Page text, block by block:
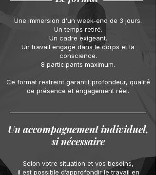
Une immersion d'un week-end de 3 jours.
Un temps retiré.
Un cadre exigeant.
Un travail engagé dans le corps et la
conscience.
8 participants maximum.
Ce format restreint garantit profondeur, qualité
de présence et engagement réel.
Un accompagnement individuel,
si nécessaire​
Selon votre situation et vos besoins,
il est possible d’approfondir le travail en